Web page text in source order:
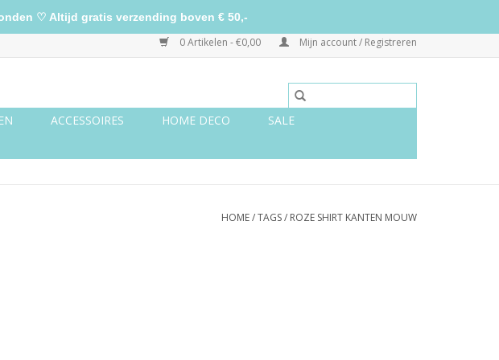
0 Artikelen - €0,00 Mijn account / Registreren
ACCESSOIRES HOME DECO SALE
HOME/TAGS/ ROZE SHIRT KANTEN MOUW
♡ Altijd gratis verzending boven € 50,-